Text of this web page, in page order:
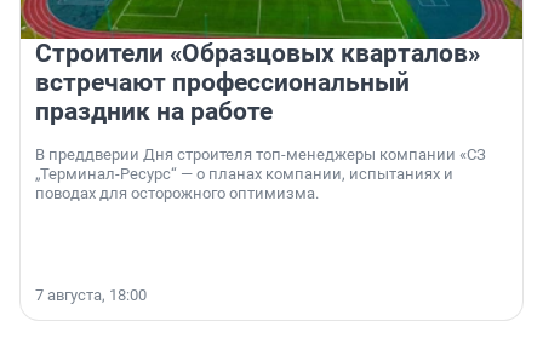
Строители «Образцовых кварталов»
встречают профессиональный
праздник на работе
В преддверии Дня строителя топ-менеджеры компании «СЗ
„Терминал-Ресурс“ — о планах компании, испытаниях и
поводах для осторожного оптимизма.
7 августа, 18:00